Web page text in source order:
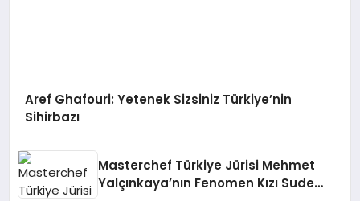
Aref Ghafouri: Yetenek Sizsiniz Türkiye’nin
Sihirbazı
Masterchef Türkiye Jürisi Mehmet
Yalçınkaya’nın Fenomen Kızı Sude